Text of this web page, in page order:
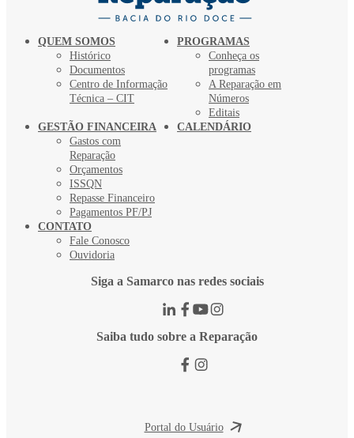
QUEM SOMOS
Histórico
Documentos
Centro de Informação
Técnica – CIT
PROGRAMAS
Conheça os
programas
A Reparação em
Números
Editais
GESTÃO FINANCEIRA
Gastos com
Reparação
Orçamentos
ISSQN
Repasse Financeiro
Pagamentos PF/PJ
CALENDÁRIO
CONTATO
Fale Conosco
Ouvidoria
Siga a Samarco nas redes sociais
Saiba tudo sobre a Reparação
Portal do Usuário